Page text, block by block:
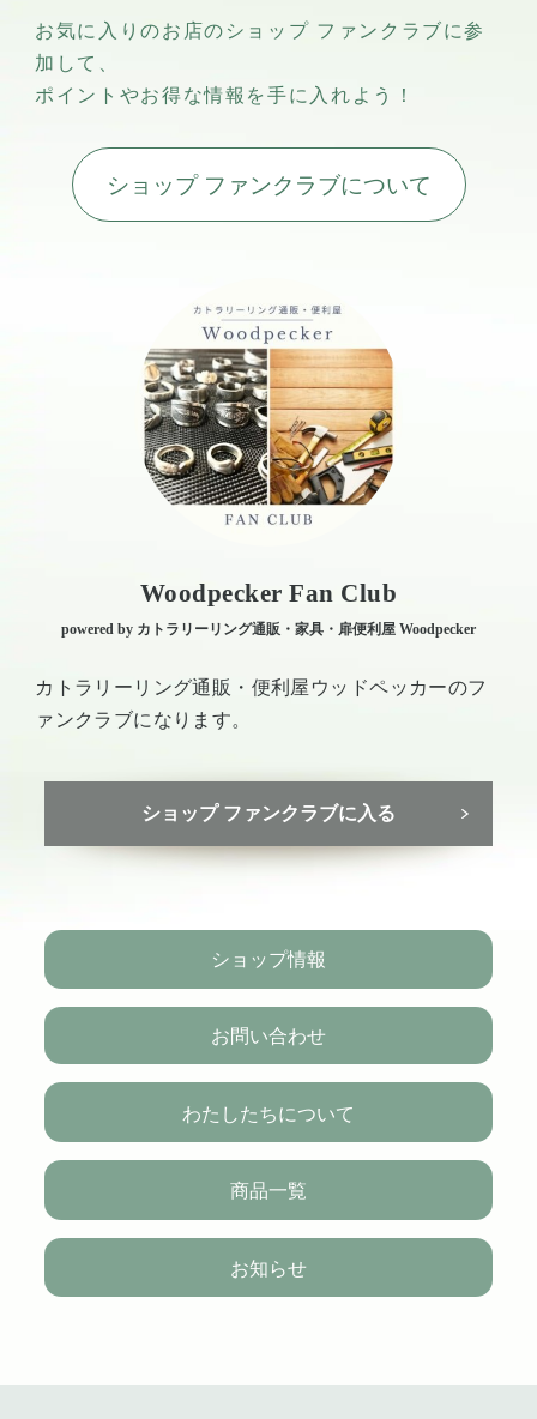
お気に入りのお店のショップ ファンクラブに参
加して、
ポイントやお得な情報を手に入れよう！
ショップ ファンクラブについて
Woodpecker Fan Club
powered by カトラリーリング通販・家具・扉便利屋 Woodpecker
カトラリーリング通販・便利屋ウッドペッカーのフ
ァンクラブになります。
ショップ ファンクラブに入る
ショップ情報
お問い合わせ
わたしたちについて
商品一覧
お知らせ